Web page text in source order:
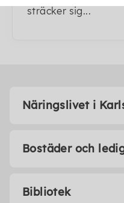
sträcker sig...
Näringslivet i
Bostäder och
Bibliotek